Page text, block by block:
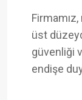
üst
güvenliği
endişe